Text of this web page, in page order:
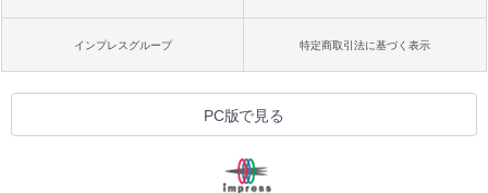
インプレスグループ 特定商取引法に基づく表示
PC版で見る